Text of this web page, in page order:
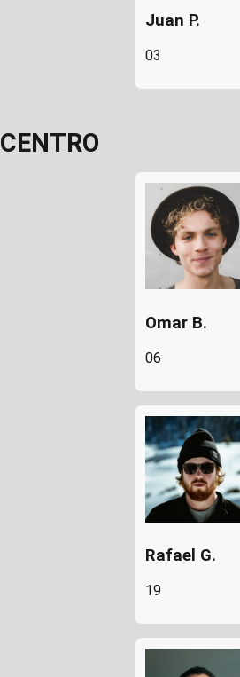
Juan P.
03
CENTRO
Omar B.
06
Rafael G.
19